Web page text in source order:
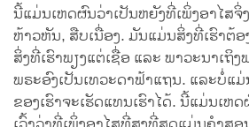
ນີ້ແມ່ນເຫດຜົນວ່າເປັນຫຍັງທີ່ເພິ່ງອາໄສ
ຫ້າວຫັນ, ສືບເນື່ອງ. ມັນແມ່ນສິ່ງທີ່ເຮົາຕ້
ສິ່ງທີ່ເຮົາພຽງແຕ່ເຊື່ອ ແລະ ພາວະນາເຖິ
ພຣະອົງເປັນເທວະດາຟ້າແຖນ. ແລະບໍ່ແ
ຂອງເຮົາຈະເຮັດແທນເຮົາໄດ້. ນີ້ແມ່ນເຫ